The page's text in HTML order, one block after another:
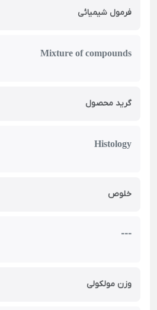
فرمول شیمیائی
Mixture of compounds
گرید محصول
Histology
خلوص
---
وزن مولکولی